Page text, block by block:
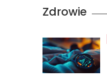
Zdrowie